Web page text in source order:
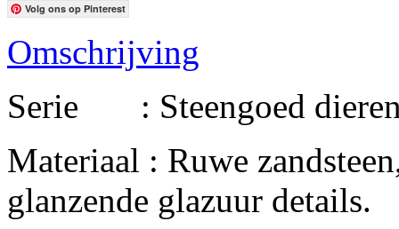
Volg ons op Pinterest
Omschrijving
Serie : Steengoed
Materiaal : Ruwe
glanzende glazuur details.